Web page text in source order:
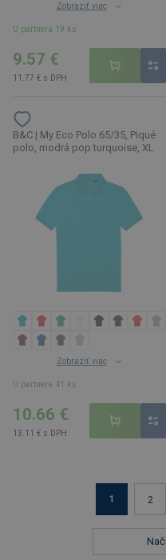
Zobraziť viac
U partnera 19 ks
9.57 €
11.77 € s DPH
B&C | My Eco Polo 65/35, Piqué
polo, modrá pop turquoise, XL
Zobraziť viac
U partnera 41 ks
10.66 €
13.11 € s DPH
1 2